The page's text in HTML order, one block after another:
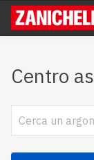
Centro